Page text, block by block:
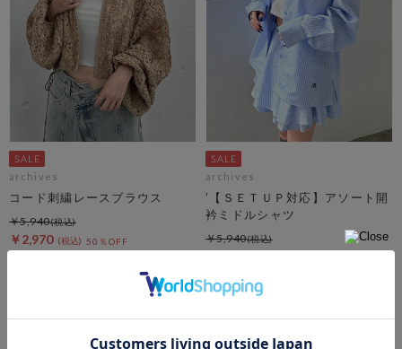
archives
コード刺繍レースブラウス
￥2,970 50％OFF
￥5,940
archives
’【ＳＥＴＵＰ対応】アソート開
衿ミドルシャツ
￥5,940